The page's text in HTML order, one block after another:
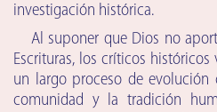
investigación histórica.
Al suponer que Dios no
Escrituras, los críticos
un largo proceso de evolución
comunidad y la tradición